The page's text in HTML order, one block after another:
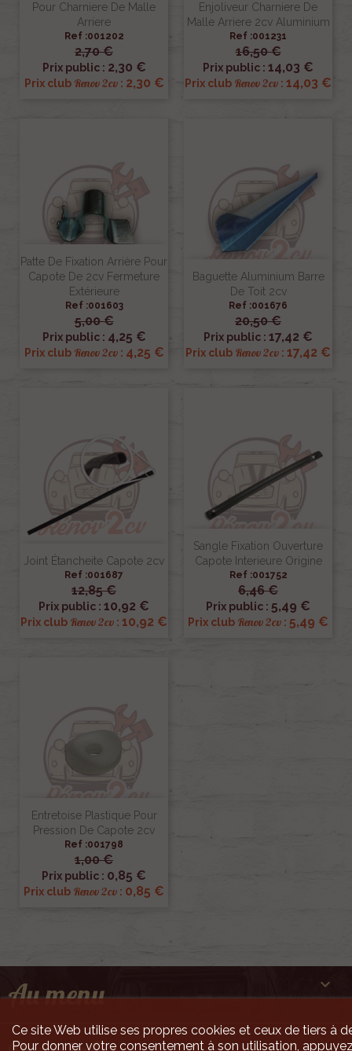
Pour Charniere De Malle
Arriere
Ref :001202
2,70 €
Prix public : 2,30 €
Prix club Renov 2cv: 2,30 €
Enjoliveur Charniere De
Malle Arriere 2cv Aluminium
Ref :001231
16,50 €
Prix public : 14,03 €
Prix club Renov 2cv : 14,03 €
Patte De Fixation Arrière Pour
Capote De 2cv Fermeture
Extérieure
Ref :001603
5,00 €
Prix public : 4,25 €
Prix club Renov 2cv: 4,25 €
Baguette Aluminium Barre
De Toit 2cv
Ref :001676
20,50 €
Prix public : 17,42 €
Prix club Renov 2cv : 17,42 €
Joint Étancheite Capote 2cv
Ref :001687
12,85 €
Prix public : 10,92 €
Prix club Renov 2cv : 10,92 €
Sangle Fixation Ouverture
Capote Interieure Origine
Ref :001752
6,46 €
Prix public : 5,49 €
Prix club Renov 2cv : 5,49 €
Entretoise Plastique Pour
Pression De Capote 2cv
Ref :001798
1,00 €
Prix public : 0,85 €
Prix club Renov 2cv : 0,85 €
Au menu 

Ce site Web utilise ses propres cookies et ceux de tiers à
Pour donner votre consentement à son utilisation,